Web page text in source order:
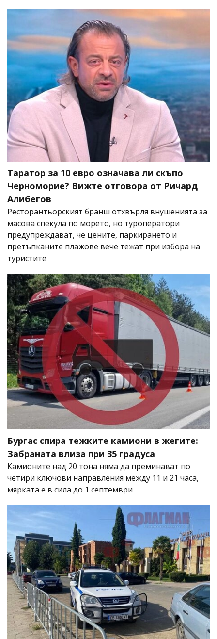
Таратор за 10 евро означава ли скъпо
Черноморие? Вижте отговора от Ричард
Алибегов
Ресторантьорският бранш отхвърля внушенията за
масова спекула по морето, но туроператори
предупреждават, че цените, паркирането и
претъпканите плажове вече тежат при избора на
туристите
Бургас спира тежките камиони в жегите:
Забраната влиза при 35 градуса
Камионите над 20 тона няма да преминават по
четири ключови направления между 11 и 21 часа,
мярката е в сила до 1 септември